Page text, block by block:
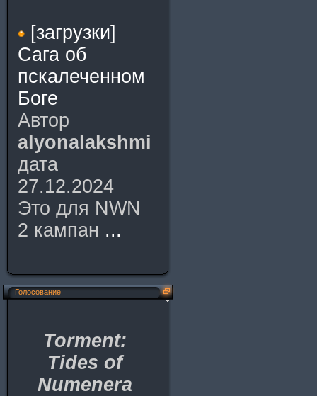
[загрузки]
Сага об
пскалеченном
Боге
Автор
alyonalakshmi
дата
27.12.2024
Это для NWN
2 кампан ...
Голосование
Torment:
Tides of
Numenera